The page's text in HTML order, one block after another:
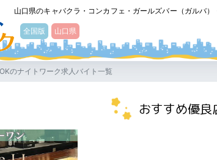
そら街ナイトワーク
山口県のキャバクラ・コンカフェ・ガールズバー（ガルバ
全国版 山口県
のナイトワーク求人バイト一覧
おすすめ優良